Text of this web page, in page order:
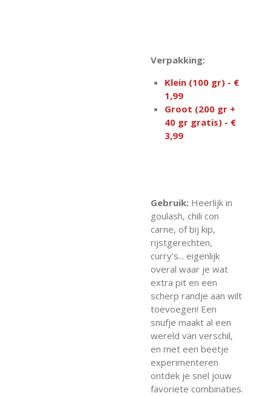
Verpakking:
Klein (100 gr) - €
1,99
Groot (200 gr +
40 gr gratis) - €
3,99
Gebruik: Heerlijk in
goulash, chili con
carne, of bij kip,
rijstgerechten,
curry's... eigenlijk
overal waar je wat
extra pit en een
scherp randje aan wilt
toevoegen! Een
snufje maakt al een
wereld van verschil,
en met een beetje
experimenteren
ontdek je snel jouw
favoriete combinaties.